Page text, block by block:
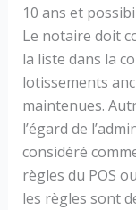
10 ans et
Le notaire doit
la liste dans la
lotissements
maintenues.
l’égard de
considéré
règles du POS
les règles sont